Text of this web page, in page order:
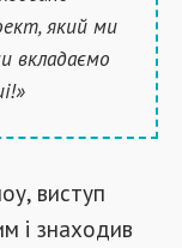
який ми
вкладаємо
виступ
і знаходив